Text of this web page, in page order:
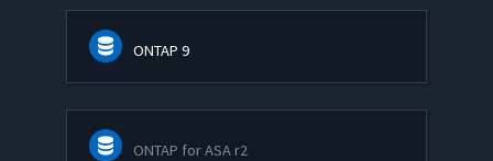
ONTAP 9
ONTAP for ASA r2